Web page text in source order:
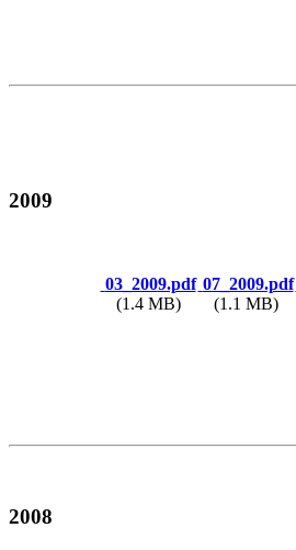
2009
03_2009.pdf
(1.4 MB)
07_2009.pdf
(1.1 MB)
2008